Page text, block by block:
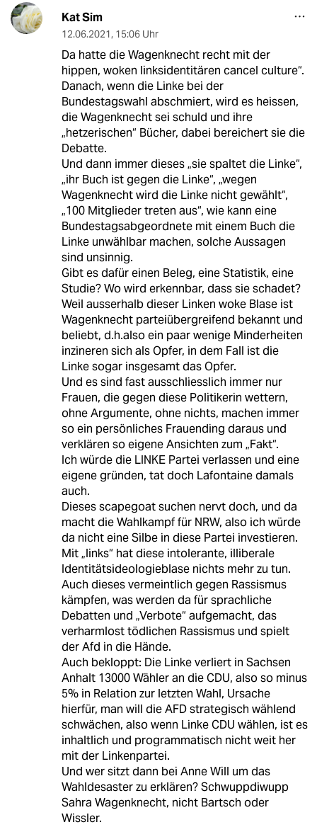
Kat Sim
12.06.2021, 15:06 Uhr
Da hatte die Wagenknecht recht mit der
hippen, woken linksidentitären cancel culture“.
Danach, wenn die Linke bei der
Bundestagswahl abschmiert, wird es heissen,
die Wagenknecht sei schuld und ihre
„hetzerischen“ Bücher, dabei bereichert sie die
Debatte.
Und dann immer dieses „sie spaltet die Linke“,
„ihr Buch ist gegen die Linke“, „wegen
Wagenknecht wird die Linke nicht gewählt“,
„100 Mitglieder treten aus“, wie kann eine
Bundestagsabgeordnete mit einem Buch die
Linke unwählbar machen, solche Aussagen
sind unsinnig.
Gibt es dafür einen Beleg, eine Statistik, eine
Studie? Wo wird erkennbar, dass sie schadet?
Weil ausserhalb dieser Linken woke Blase ist
Wagenknecht parteiübergreifend bekannt und
beliebt, d.h.also ein paar wenige Minderheiten
inzineren sich als Opfer, in dem Fall ist die
Linke sogar insgesamt das Opfer.
Und es sind fast ausschliesslich immer nur
Frauen, die gegen diese Politikerin wettern,
ohne Argumente, ohne nichts, machen immer
so ein persönliches Frauending daraus und
verklären so eigene Ansichten zum „Fakt“.
Ich würde die LINKE Partei verlassen und eine
eigene gründen, tat doch Lafontaine damals
auch.
Dieses scapegoat suchen nervt doch, und da
macht die Wahlkampf für NRW, also ich würde
da nicht eine Silbe in diese Partei investieren.
Mit „links“ hat diese intolerante, illiberale
Identitätsideologieblase nichts mehr zu tun.
Auch dieses vermeintlich gegen Rassismus
kämpfen, was werden da für sprachliche
Debatten und „Verbote“ aufgemacht, das
verharmlost tödlichen Rassismus und spielt
der Afd in die Hände.
Auch bekloppt: Die Linke verliert in Sachsen
Anhalt 13000 Wähler an die CDU, also so minus
5% in Relation zur letzten Wahl, Ursache
hierfür, man will die AFD strategisch wählend
schwächen, also wenn Linke CDU wählen, ist es
inhaltlich und programmatisch nicht weit her
mit der Linkenpartei.
Und wer sitzt dann bei Anne Will um das
Wahldesaster zu erklären? Schwuppdiwupp
Sahra Wagenknecht, nicht Bartsch oder
Wissler.